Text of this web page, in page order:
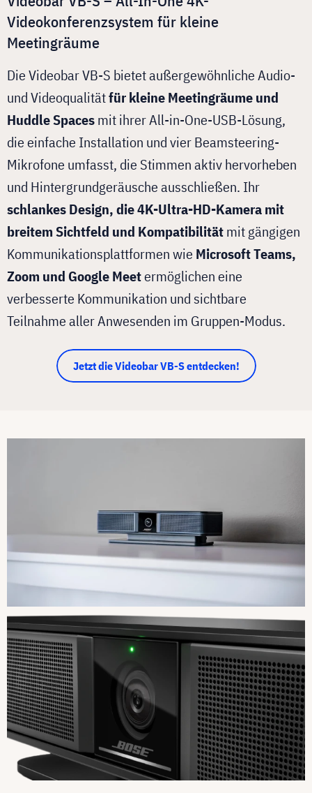
Videokonferenzsystem für kleine
Meetingräume
Die Videobar VB-S bietet außergewöhnliche Audio-
und Videoqualitätfür kleine Meetingräume und
Huddle Spacesmit ihrer All-in-One-USB-Lösung,
die einfache Installation und vier Beamsteering-
Mikrofone umfasst, die Stimmen aktiv hervorheben
und Hintergrundgeräusche ausschließen. Ihr
schlankes Design, die 4K-Ultra-HD-Kamera mit
breitem Sichtfeld und Kompatibilitätmit gängigen
Kommunikationsplattformen wie Microsoft Teams,
Zoom und Google Meetermöglichen eine
verbesserte Kommunikation und sichtbare
Teilnahme aller Anwesenden im Gruppen-Modus.
Jetzt die Videobar VB-S entdecken!